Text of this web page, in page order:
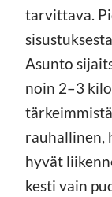
tarvittava.
Asunto
noin 2–3
rauhallinen,
hyvät
kesti vain